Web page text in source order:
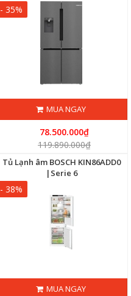
- 35%
MUA NGAY
78.500.000₫
119.890.000₫
Tủ Lạnh âm BOSCH KIN86ADD0
|Serie 6
- 38%
MUA NGAY